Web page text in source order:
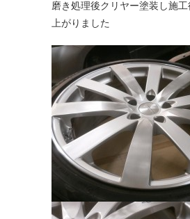
磨き処理後クリヤー塗装し施
上がりました